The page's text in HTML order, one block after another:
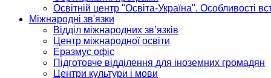
Освітній центр "Освіта-Україна". Особливості
Міжнародні зв'язки
Відділ міжнародних зв’язків
Центр міжнародної освіти
Еразмус офіс
Підготовче відділення для іноземних громадян
Центри культури і мови